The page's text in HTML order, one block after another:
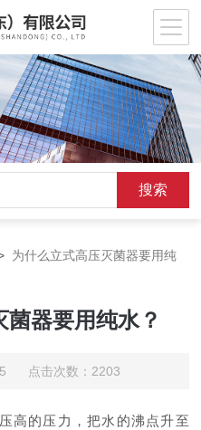
为什么立式高压灭菌器要用纯
器要用纯水？
点击次数：2203
的压力，把水的沸点升至